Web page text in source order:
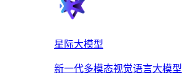
星际大模型
新一代多模态视觉语言大模型